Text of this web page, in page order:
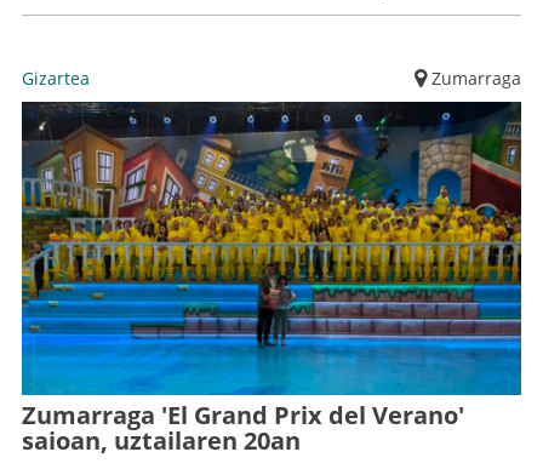
Gizartea Zumarraga
Zumarraga 'El Grand Prix del Verano'
saioan, uztailaren 20an